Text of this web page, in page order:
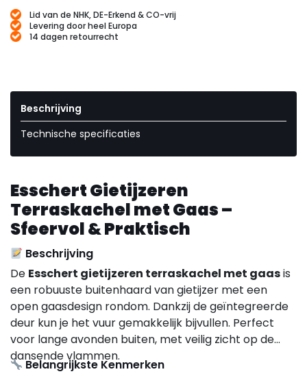
Lid van de NHK, DE-Erkend & CO-vrij
Levering door heel Europa
14 dagen retourrecht
Beschrijving
Technische specificaties
Esschert Gietijzeren
Terraskachel met Gaas –
Sfeervol & Praktisch
Beschrijving
De Esschert gietijzeren terraskachel met gaasis
een robuuste buitenhaard van gietijzer met een
open gaasdesign rondom. Dankzij de geïntegreerde
deur kun je het vuur gemakkelijk bijvullen. Perfect
voor lange avonden buiten, met veilig zicht op de
dansende vlammen.
Belangrijkste Kenmerken